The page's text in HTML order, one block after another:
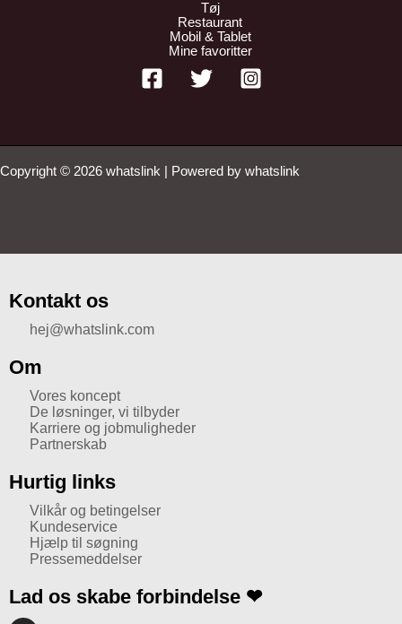
Tøj
Restaurant
Mobil & Tablet
Mine favoritter
Copyright © 2026 whatslink | Powered by whatslink
Kontakt os
hej@whatslink.com
Om
Vores koncept
De løsninger, vi tilbyder
Karriere og jobmuligheder
Partnerskab
Hurtig links
Vilkår og betingelser
Kundeservice
Hjælp til søgning
Pressemeddelser
Lad os skabe forbindelse ❤